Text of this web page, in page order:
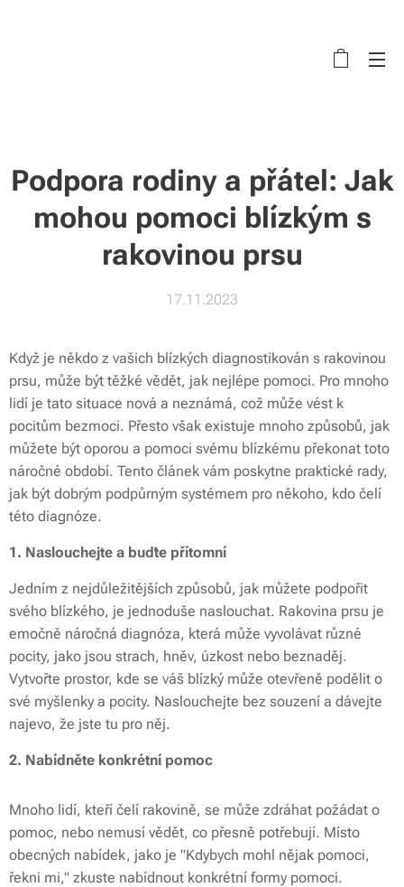
Podpora rodiny a přátel: Jak
mohou pomoci blízkým s
rakovinou prsu
17.11.2023
Když je někdo z vašich blízkých diagnostikován s rakovinou
prsu, může být těžké vědět, jak nejlépe pomoci. Pro mnoho
lidí je tato situace nová a neznámá, což může vést k
pocitům bezmoci. Přesto však existuje mnoho způsobů, jak
můžete být oporou a pomoci svému blízkému překonat toto
náročné období. Tento článek vám poskytne praktické rady,
jak být dobrým podpůrným systémem pro někoho, kdo čelí
této diagnóze.
1. Naslouchejte a buďte přítomní
Jedním z nejdůležitějších způsobů, jak můžete podpořit
svého blízkého, je jednoduše naslouchat. Rakovina prsu je
emočně náročná diagnóza, která může vyvolávat různé
pocity, jako jsou strach, hněv, úzkost nebo beznaděj.
Vytvořte prostor, kde se váš blízký může otevřeně podělit o
své myšlenky a pocity. Naslouchejte bez souzení a dávejte
najevo, že jste tu pro něj.
2. Nabídněte konkrétní pomoc
Mnoho lidí, kteří čelí rakovině, se může zdráhat požádat o
pomoc, nebo nemusí vědět, co přesně potřebují. Místo
obecných nabídek, jako je "Kdybych mohl nějak pomoci,
řekni mi," zkuste nabídnout konkrétní formy pomoci.